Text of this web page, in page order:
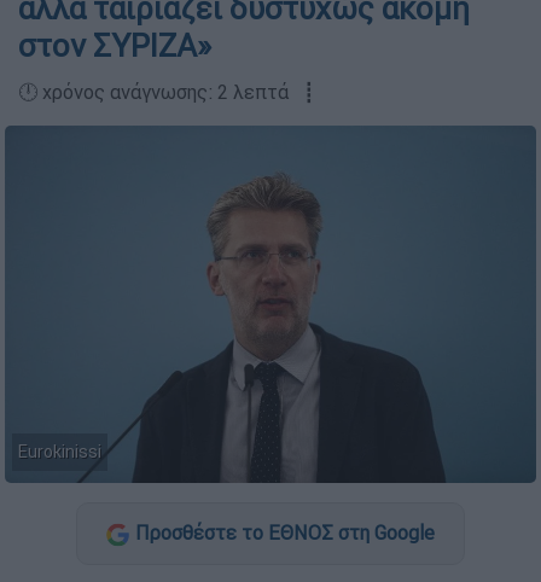
αλλά ταιριάζει δυστυχώς ακόμη
στον ΣΥΡΙΖΑ»
🕛 χρόνος ανάγνωσης: 2 λεπτά ┋
Eurokinissi
Προσθέστε το ΕΘΝΟΣ στη Google